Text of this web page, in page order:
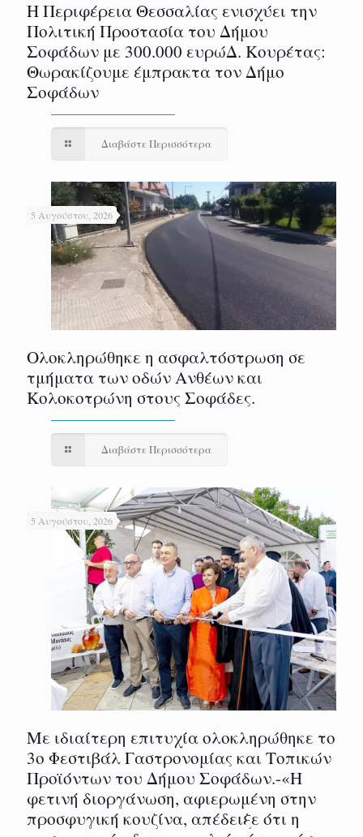
Η Περιφέρεια Θεσσαλίας ενισχύει την
Πολιτική Προστασία του Δήμου
Σοφάδων με 300.000 ευρώΔ. Κουρέτας:
Θωρακίζουμε έμπρακτα τον Δήμο
Σοφάδων
Διαβάστε Περισσότερα
5 Αυγούστου, 2026
Ολοκληρώθηκε η ασφαλτόστρωση σε
τμήματα των οδών Ανθέων και
Κολοκοτρώνη στους Σοφάδες.
Διαβάστε Περισσότερα
5 Αυγούστου, 2026
Με ιδιαίτερη επιτυχία ολοκληρώθηκε το
3ο Φεστιβάλ Γαστρονομίας και Τοπικών
Προϊόντων του Δήμου Σοφάδων.-«Η
φετινή διοργάνωση, αφιερωμένη στην
προσφυγική κουζίνα, απέδειξε ότι η